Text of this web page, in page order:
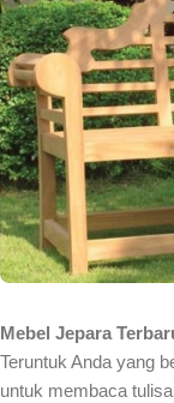
Mebel Jepara
Teruntuk Anda yang
untuk membaca